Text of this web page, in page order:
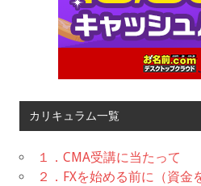
カリキュラム一覧
１．CMA受講に当たって
２．FXを始める前に（資